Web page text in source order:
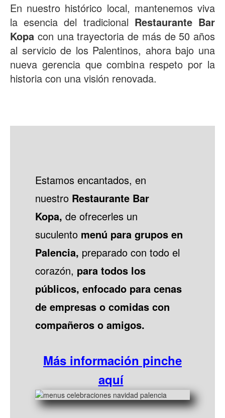
En nuestro histórico local, mantenemos viva
la esencia del tradicional Restaurante Bar
Kopa con una trayectoria de más de 50 años
al servicio de los Palentinos, ahora bajo una
nueva gerencia que combina respeto por la
historia con una visión renovada.
Estamos encantados, en
nuestro Restaurante Bar
Kopa, de ofrecerles un
suculento menú para grupos en
Palencia, preparado con todo el
corazón, para todos los
públicos, enfocado para cenas
de empresas o comidas con
compañeros o amigos.
Más información pinche
aquí